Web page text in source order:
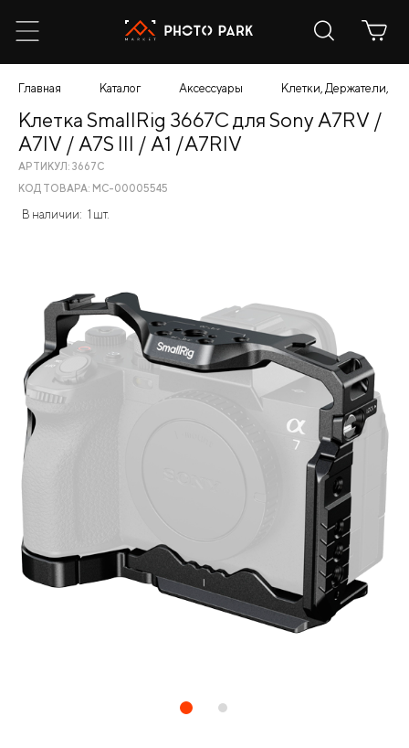
Главная Каталог Аксессуары Клетки, Держатели,
Клетка SmallRig 3667C для Sony A7RV /
A7IV / A7S III / A1 /A7RIV
АРТИКУЛ: 3667C
КОД ТОВАРА: МС-00005545
В наличии: 1 шт.